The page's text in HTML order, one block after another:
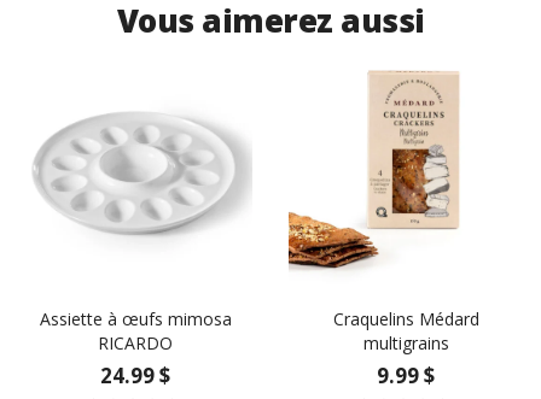
Vous aimerez aussi
Assiette à œufs mimosa
RICARDO
24.99 $
Craquelins Médard
multigrains
9.99 $